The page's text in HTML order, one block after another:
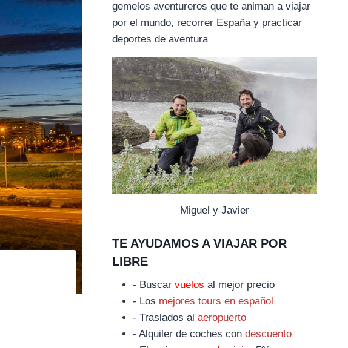
gemelos aventureros que te animan a viajar
por el mundo, recorrer España y practicar
deportes de aventura
Miguel y Javier
TE AYUDAMOS A VIAJAR POR
LIBRE
- Buscarvuelos al mejor precio
- Los mejores tours en español
- Traslados alaeropuerto
- Alquiler de coches condescuento